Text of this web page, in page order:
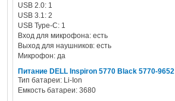
USB 2.0: 1
USB 3.1: 2
USB Type-C: 1
Вход для микрофона: есть
Выход для наушников: есть
Микрофон: да
Питание DELL Inspiron 5770 Black 5770-9652
Тип батареи: Li-Ion
Емкость батареи: 3680